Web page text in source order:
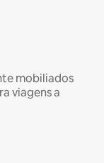
mobiliados
viagens a